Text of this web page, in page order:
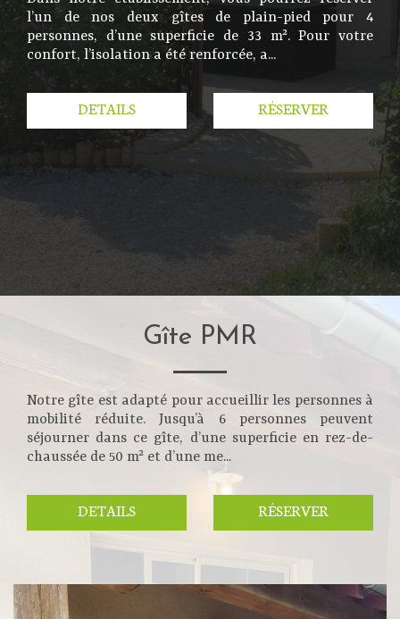
l’un de nos deux gîtes de plain-pied pour 4
personnes, d’une superficie de 33 m². Pour votre
confort, l’isolation a été renforcée, a...
DETAILS RÉSERVER
Gîte PMR
Notre gîte est adapté pour accueillir les personnes à
mobilité réduite. Jusqu’à 6 personnes peuvent
séjourner dans ce gîte, d’une superficie en rez-de-
chaussée de 50 m² et d’une me...
DETAILS RÉSERVER